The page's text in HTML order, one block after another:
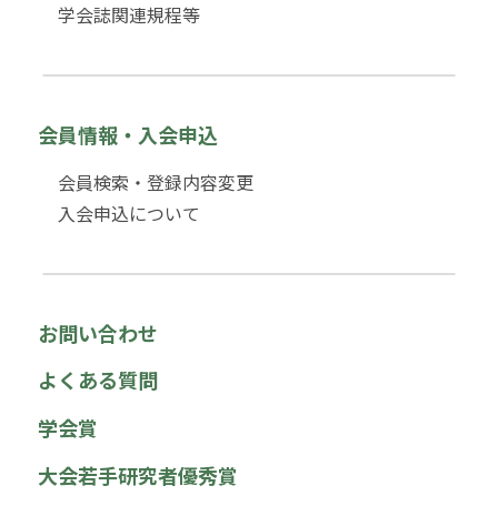
学会誌関連規程等
会員情報・入会申込
会員検索・登録内容変更
入会申込について
お問い合わせ
よくある質問
学会賞
大会若手研究者優秀賞